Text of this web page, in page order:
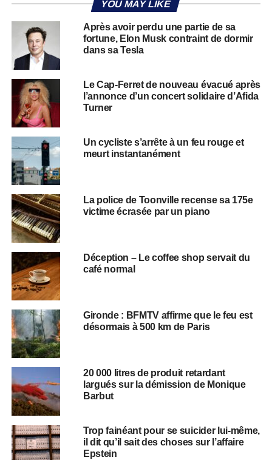
YOU MAY LIKE
Après avoir perdu une partie de sa
fortune, Elon Musk contraint de dormir
dans sa Tesla
Le Cap-Ferret de nouveau évacué après
l’annonce d’un concert solidaire d’Afida
Turner
Un cycliste s’arrête à un feu rouge et
meurt instantanément
La police de Toonville recense sa 175e
victime écrasée par un piano
Déception – Le coffee shop servait du
café normal
Gironde : BFMTV affirme que le feu est
désormais à 500 km de Paris
20 000 litres de produit retardant
largués sur la démission de Monique
Barbut
Trop fainéant pour se suicider lui-même,
il dit qu’il sait des choses sur l’affaire
Epstein